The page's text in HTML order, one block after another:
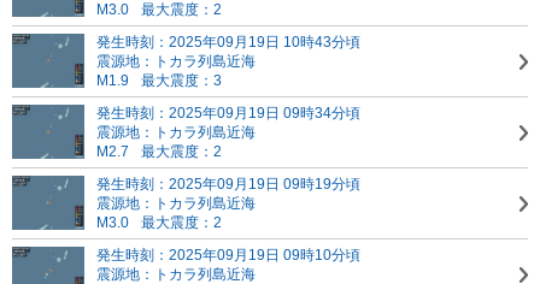
M3.0
最大震度：2
発生時刻：2025年09月19日 10時43分頃
震源地：トカラ列島近海
M1.9
最大震度：3
発生時刻：2025年09月19日 09時34分頃
震源地：トカラ列島近海
M2.7
最大震度：2
発生時刻：2025年09月19日 09時19分頃
震源地：トカラ列島近海
M3.0
最大震度：2
発生時刻：2025年09月19日 09時10分頃
震源地：トカラ列島近海